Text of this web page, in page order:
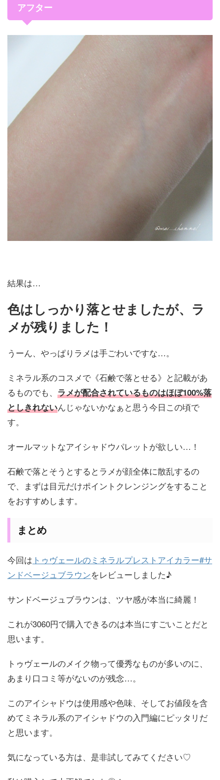
アフター
結果は…
色はしっかり落とせましたが、ラ
メが残りました！
うーん、やっぱりラメは手ごわいですな…。
ミネラル系のコスメで《石鹸で落とせる》と記載があ
るものでも、 ラメが配合されているものはほぼ100%落
としきれないんじゃないかなぁと思う今日この頃で
す。
オールマットなアイシャドウパレットが欲しい…！
石鹸で落とそうとするとラメが顔全体に散乱するの
で、まずは目元だけポイントクレンジングをすること
をおすすめします。
まとめ
今回は トゥヴェールのミネラルプレストアイカラー#サ
ンドベージュブラウンをレビューしました♪
サンドベージュブラウンは、ツヤ感が本当に綺麗！
これが3060円で購入できるのは本当にすごいことだと
思います。
トゥヴェールのメイク物って優秀なものが多いのに、
あまり口コミ等がないのが残念…。
このアイシャドウは使用感や色味、そしてお値段を含
めてミネラル系のアイシャドウの入門編にピッタリだ
と思います。
気になっている方は、是非試してみてください♡